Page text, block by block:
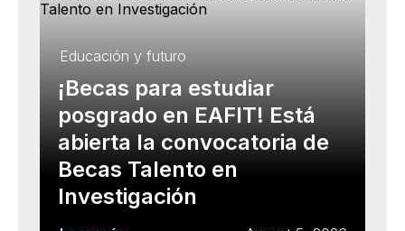
Educación y futuro
¡Becas para estudiar
posgrado en EAFIT! Está
abierta la convocatoria de
Becas Talento en
Investigación